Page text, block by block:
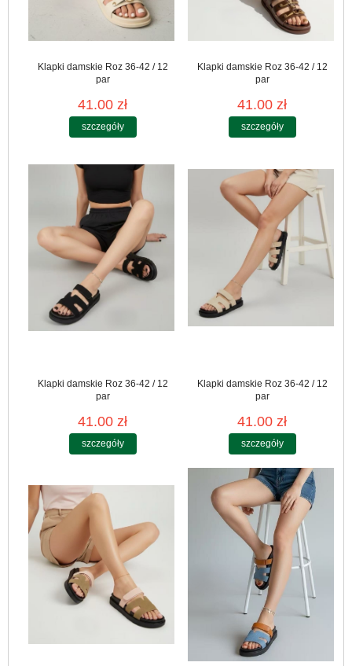
Klapki damskie Roz 36-42 / 12
par
41.00 zł
szczegóły
Klapki damskie Roz 36-42 / 12
par
41.00 zł
szczegóły
Klapki damskie Roz 36-42 / 12
par
41.00 zł
szczegóły
Klapki damskie Roz 36-42 / 12
par
41.00 zł
szczegóły